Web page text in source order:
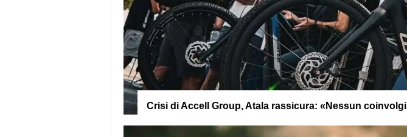
Crisi di Accell Group, Atala rassicura: «Nessun